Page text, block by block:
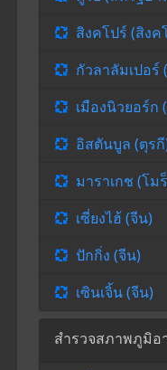
สิงคโปร์ (สิงค
กัวลาลัมเปอร์
เมืองนิวยอร์ก
อิสตันบูล (ตุร
มาราเกช (โม
เซี่ยงไฮ้ (จีน)
ปักกิ่ง (จีน)
เซินเจิ้น (จีน)
สำรวจสภาพภูมิอ